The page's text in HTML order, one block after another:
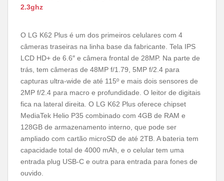
2.3ghz
O LG K62 Plus é um dos primeiros celulares com 4
câmeras traseiras na linha base da fabricante. Tela IPS
LCD HD+ de 6.6″ e câmera frontal de 28MP. Na parte de
trás, tem câmeras de 48MP f/1.79, 5MP f/2.4 para
capturas ultra-wide de até 115º e mais dois sensores de
2MP f/2.4 para macro e profundidade. O leitor de digitais
fica na lateral direita. O LG K62 Plus oferece chipset
MediaTek Helio P35 combinado com 4GB de RAM e
128GB de armazenamento interno, que pode ser
ampliado com cartão microSD de até 2TB. A bateria tem
capacidade total de 4000 mAh, e o celular tem uma
entrada plug USB-C e outra para entrada para fones de
ouvido.